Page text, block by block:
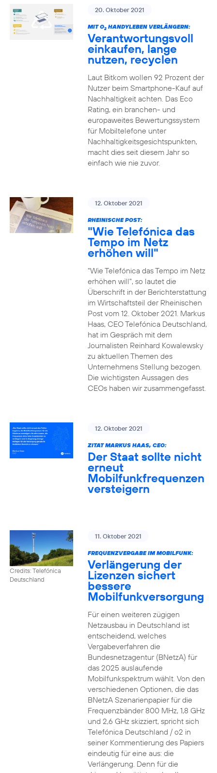
20. Oktober 2021
MIT O2HANDYLEBEN VERLÄNGERN:
Verantwortungsvoll
einkaufen, lange
nutzen, recyclen
Laut Bitkom wollen 92 Prozent der
Nutzer beim Smartphone-Kauf auf
Nachhaltigkeit achten. Das Eco
Rating, ein branchen- und
europaweites Bewertungssystem
für Mobiltelefone unter
Nachhaltigkeitsgesichtspunkten,
macht dies seit diesem Jahr so
einfach wie nie zuvor.
12. Oktober 2021
RHEINISCHE POST:
"Wie Telefónica das
Tempo im Netz
erhöhen will"
"Wie Telefónica das Tempo im Netz
erhöhen will", so lautet die
Überschrift in der Berichterstattung
im Wirtschaftsteil der Rheinischen
Post vom 12. Oktober 2021. Markus
Haas, CEO Telefónica Deutschland,
hat im Gespräch mit dem
Journalisten Reinhard Kowalewsky
zu aktuellen Themen des
Unternehmens Stellung bezogen.
Die wichtigsten Aussagen des
CEOs haben wir zusammengefasst.
12. Oktober 2021
ZITAT MARKUS HAAS, CEO:
Der Staat sollte nicht
erneut
Mobilfunkfrequenzen
versteigern
Credits: Telefónica
Deutschland
11. Oktober 2021
FREQUENZVERGABE IM MOBILFUNK:
Verlängerung der
Lizenzen sichert
bessere
Mobilfunkversorgung
Für einen weiteren zügigen
Netzausbau in Deutschland ist
entscheidend, welches
Vergabeverfahren die
Bundesnetzagentur (BNetzA) für
das 2025 auslaufende
Mobilfunkspektrum wählt. Von den
verschiedenen Optionen, die das
BNetzA Szenarienpapier für die
Frequenzbänder 800 MHz, 1,8 GHz
und 2,6 GHz skizziert, spricht sich
Telefónica Deutschland / o2 in
seiner Kommentierung des Papiers
eindeutig für eine aus: die
Verlängerung. Denn für die